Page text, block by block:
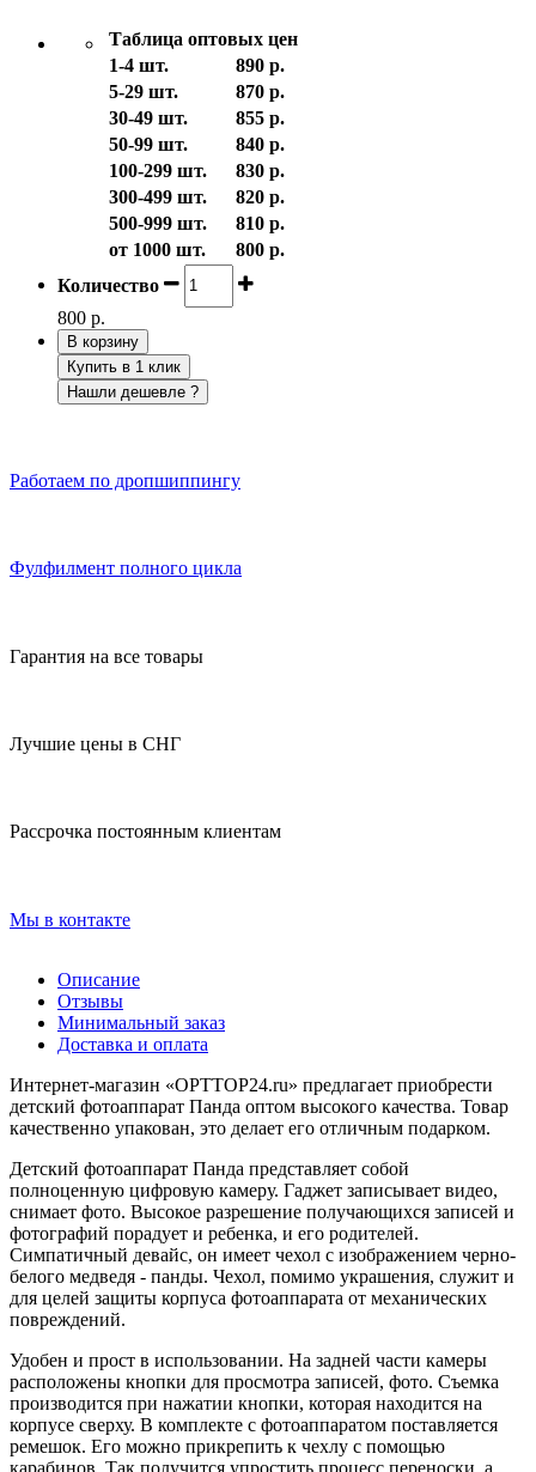
Таблица оптовых цен
1-4 шт.
890 р.
5-29 шт.
870 р.
30-49 шт.
855 р.
50-99 шт.
840 р.
100-299 шт.
830 р.
300-499 шт.
820 р.
500-999 шт.
810 р.
от 1000 шт.
800 р.
Количество
800 р.
В корзину
Купить в 1 клик
Нашли дешевле ?
Работаем по дропшиппингу
Фулфилмент полного цикла
Гарантия на все товары
Лучшие цены в СНГ
Рассрочка постоянным клиентам
Мы в контакте
Описание
Отзывы
Минимальный заказ
Доставка и оплата
Интернет-магазин «OPTTOP24.ru» предлагает приобрести
детский фотоаппарат Панда оптом высокого качества. Товар
качественно упакован, это делает его отличным подарком.
Детский фотоаппарат Панда представляет собой
полноценную цифровую камеру. Гаджет записывает видео,
снимает фото. Высокое разрешение получающихся записей и
фотографий порадует и ребенка, и его родителей.
Симпатичный девайс, он имеет чехол с изображением черно-
белого медведя - панды. Чехол, помимо украшения, служит и
для целей защиты корпуса фотоаппарата от механических
повреждений.
Удобен и прост в использовании. На задней части камеры
расположены кнопки для просмотра записей, фото. Съемка
производится при нажатии кнопки, которая находится на
корпусе сверху. В комплекте с фотоаппаратом поставляется
ремешок. Его можно прикрепить к чехлу с помощью
карабинов. Так получится упростить процесс переноски, а